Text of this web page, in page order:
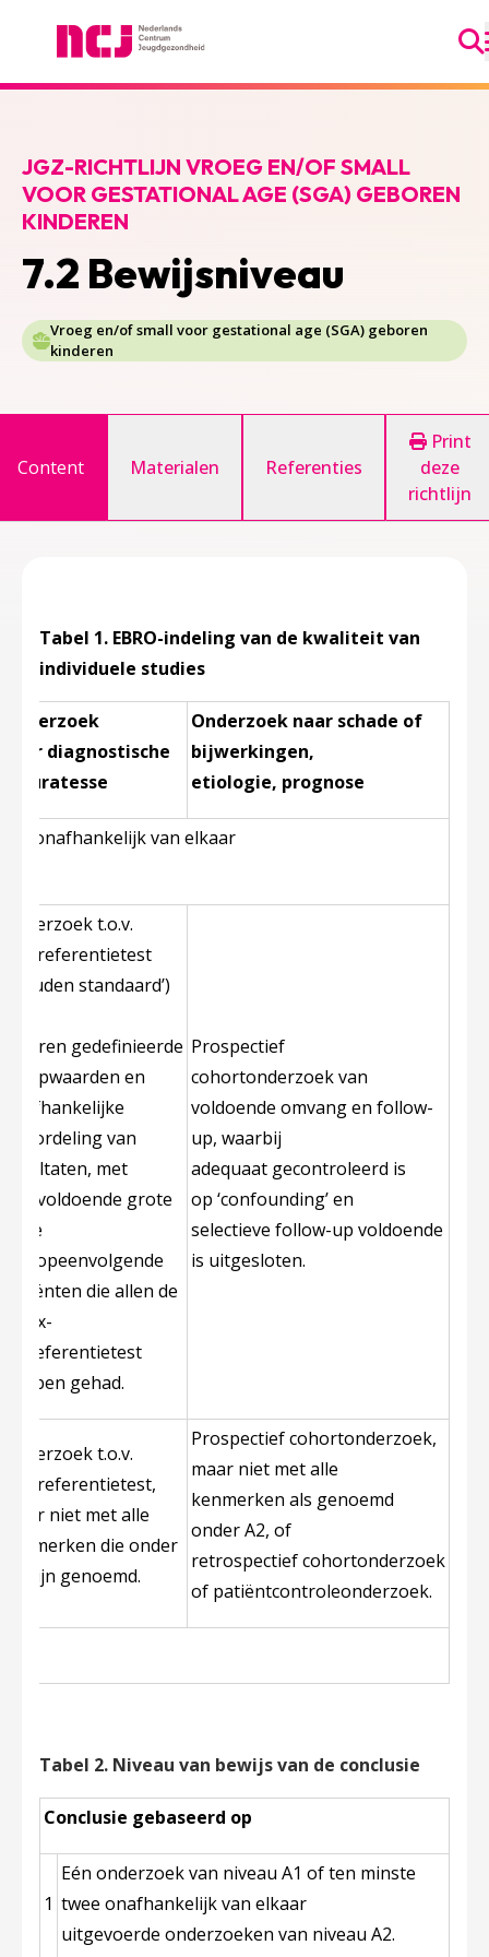
7.2 Bewijsniveau
JGZ-RICHTLIJN VROEG EN/OF SMALL
VOOR GESTATIONAL AGE (SGA) GEBOREN
KINDEREN
Vroeg en/of small voor gestational age (SGA) geboren
kinderen
Content Materialen Referenties
Print
deze
richtlijn
Tabel 1. EBRO-indeling van de kwaliteit van
individuele studies
Onderzoek
naar diagnostische
accuratesse
Onderzoek naar schade of
bijwerkingen,
etiologie, prognose
2 onafhankelijk van elkaar
Onderzoek t.o.v.
een referentietest
(‘gouden standaard’)
tevoren gedefinieerde
afkapwaarden en
onafhankelijke
beoordeling van
resultaten, met
een voldoende grote
serie
van opeenvolgende
patiënten die allen de
index-
en referentietest
hebben gehad.
Prospectief
cohortonderzoek van
voldoende omvang en follow-
up, waarbij
adequaat gecontroleerd is
op ‘confounding’ en
selectieve follow-up voldoende
is uitgesloten.
Onderzoek t.o.v.
een referentietest,
maar niet met alle
kenmerken die onder
A2 zijn genoemd.
Prospectief cohortonderzoek,
maar niet met alle
kenmerken als genoemd
onder A2, of
retrospectief cohortonderzoek
of patiëntcontroleonderzoek.
Tabel 2. Niveau van bewijs van de conclusie
Conclusie gebaseerd op
1
Eén onderzoek van niveau A1 of ten minste
twee onafhankelijk van elkaar
uitgevoerde onderzoeken van niveau A2.